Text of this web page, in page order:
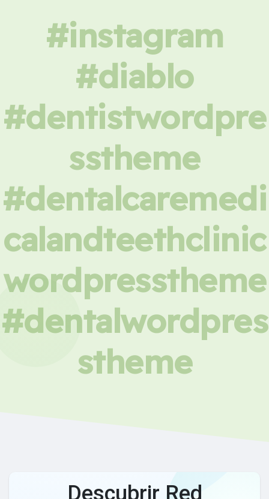
#instagram
#diablo
#dentistwordpre
sstheme
#dentalcaremedi
calandteethclinic
wordpresstheme
#dentalwordpres
stheme
Descubrir Red